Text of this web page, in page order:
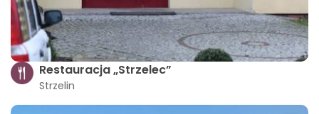
Restauracja „Strzelec”
Strzelin